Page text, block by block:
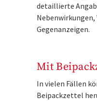
detaillierte
Nebenwirkungen,
Gegenanzeigen.
Mit
In vielen Fällen
Beipackzettel